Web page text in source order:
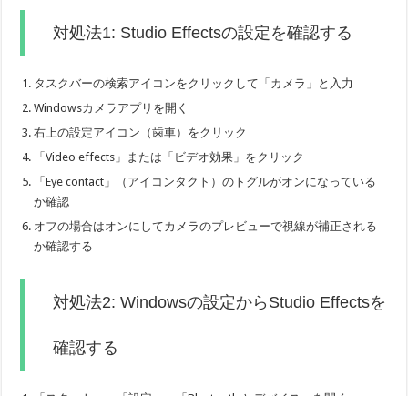
対処法1: Studio Effectsの設定を確認する
タスクバーの検索アイコンをクリックして「カメラ」と入力
Windowsカメラアプリを開く
右上の設定アイコン（歯車）をクリック
「Video effects」または「ビデオ効果」をクリック
「Eye contact」（アイコンタクト）のトグルがオンになっている
か確認
オフの場合はオンにしてカメラのプレビューで視線が補正される
か確認する
対処法2: Windowsの設定からStudio Effectsを
確認する